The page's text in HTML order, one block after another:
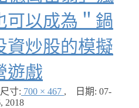
可以成為＂鍋
資炒股的模擬
遊戲
尺寸: 700 × 467 , 日期: 07-
2018